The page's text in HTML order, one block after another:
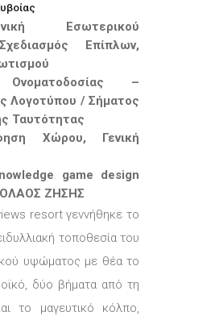
Εσωτερικού
Επίπλων,
Ονοματοδοσίας –
Λογοτύπου / Σήματος
Ταυτότητας
Χώρου, Γενική
game design
ΖΗΣΗΣ
resort γεννήθηκε το
τοποθεσία του
υψώματος με θέα το
δύο βήματα από τη
το μαγευτικό κόλπο,